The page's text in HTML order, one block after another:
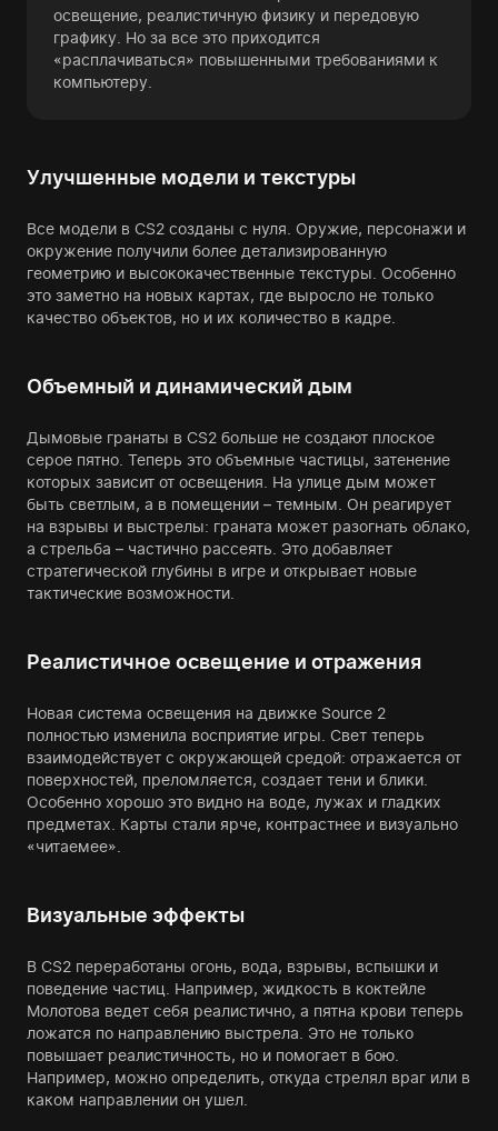
освещение, реалистичную физику и передовую
графику. Но за все это приходится
«расплачиваться» повышенными требованиями к
компьютеру.
Улучшенные модели и текстуры
Все модели в CS2 созданы с нуля. Оружие, персонажи и
окружение получили более детализированную
геометрию и высококачественные текстуры. Особенно
это заметно на новых картах, где выросло не только
качество объектов, но и их количество в кадре.
Объемный и динамический дым
Дымовые гранаты в CS2 больше не создают плоское
серое пятно. Теперь это объемные частицы, затенение
которых зависит от освещения. На улице дым может
быть светлым, а в помещении – темным. Он реагирует
на взрывы и выстрелы: граната может разогнать облако,
а стрельба – частично рассеять. Это добавляет
стратегической глубины в игре и открывает новые
тактические возможности.
Реалистичное освещение и отражения
Новая система освещения на движке Source 2
полностью изменила восприятие игры. Свет теперь
взаимодействует с окружающей средой: отражается от
поверхностей, преломляется, создает тени и блики.
Особенно хорошо это видно на воде, лужах и гладких
предметах. Карты стали ярче, контрастнее и визуально
«читаемее».
Визуальные эффекты
В CS2 переработаны огонь, вода, взрывы, вспышки и
поведение частиц. Например, жидкость в коктейле
Молотова ведет себя реалистично, а пятна крови теперь
ложатся по направлению выстрела. Это не только
повышает реалистичность, но и помогает в бою.
Например, можно определить, откуда стрелял враг или в
каком направлении он ушел.